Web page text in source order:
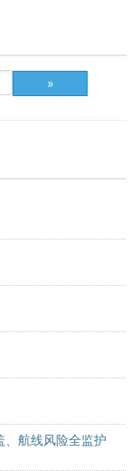
、航线风险全监护